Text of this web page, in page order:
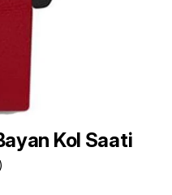
Kol Saati